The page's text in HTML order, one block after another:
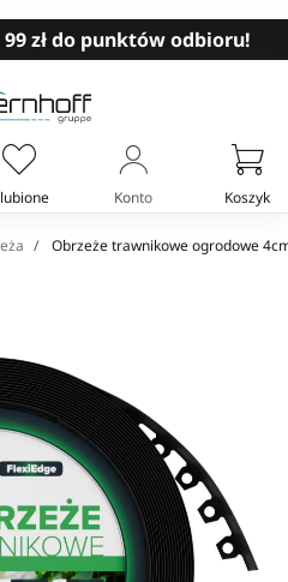
zł do punktów odbioru!
Konto Koszyk
Obrzeże trawnikowe ogrodowe